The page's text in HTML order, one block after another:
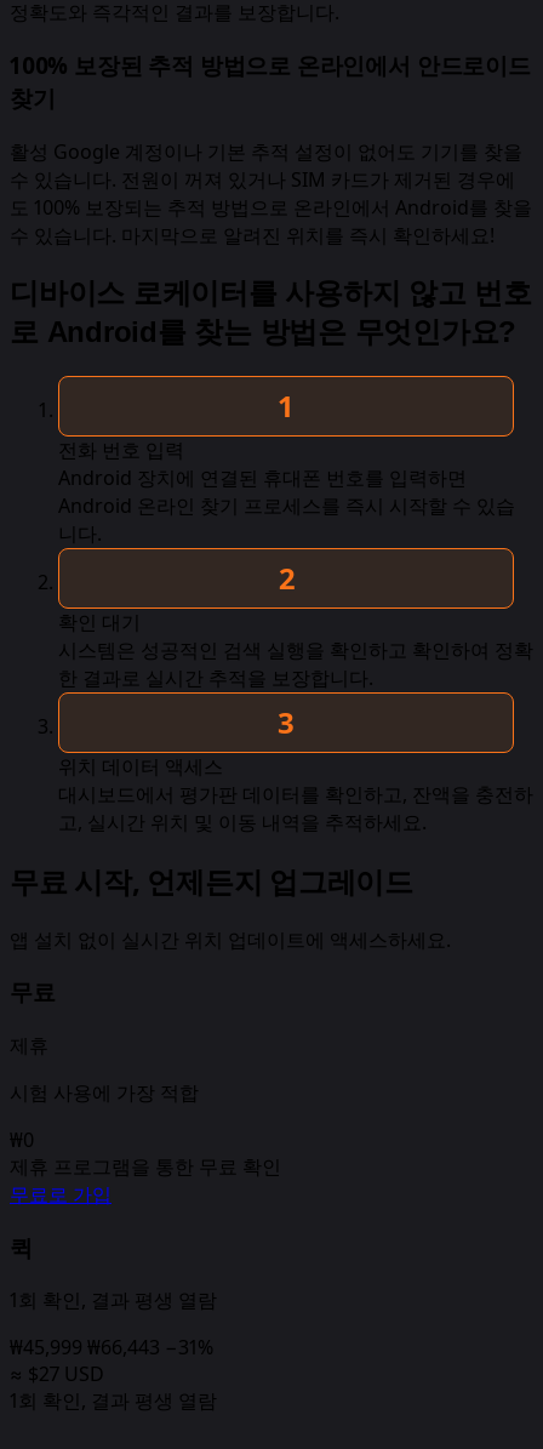
정확도와 즉각적인 결과를 보장합니다.
100% 보장된 추적 방법으로 온라인에서 안드로이드
찾기
활성 Google 계정이나 기본 추적 설정이 없어도 기기를 찾을
수 있습니다. 전원이 꺼져 있거나 SIM 카드가 제거된 경우에
도 100% 보장되는 추적 방법으로 온라인에서 Android를 찾을
수 있습니다. 마지막으로 알려진 위치를 즉시 확인하세요!
디바이스 로케이터를 사용하지 않고 번호
로 Android를 찾는 방법은 무엇인가요?
전화 번호 입력
Android 장치에 연결된 휴대폰 번호를 입력하면
Android 온라인 찾기 프로세스를 즉시 시작할 수 있습
니다.
확인 대기
시스템은 성공적인 검색 실행을 확인하고 확인하여 정확
한 결과로 실시간 추적을 보장합니다.
위치 데이터 액세스
대시보드에서 평가판 데이터를 확인하고, 잔액을 충전하
고, 실시간 위치 및 이동 내역을 추적하세요.
무료 시작, 언제든지 업그레이드
앱 설치 없이 실시간 위치 업데이트에 액세스하세요.
무료
제휴
시험 사용에 가장 적합
₩0
제휴 프로그램을 통한 무료 확인
무료로 가입
퀵
1회 확인, 결과 평생 열람
₩45,999 ₩66,443 −31%
≈ $27 USD
1회 확인, 결과 평생 열람